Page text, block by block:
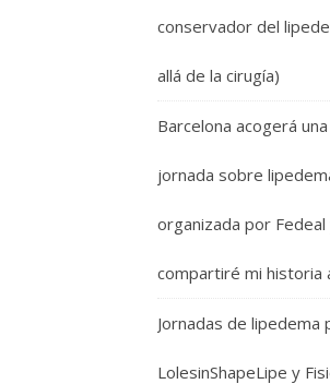
conservador del
allá de la cirugía)
Barcelona acogerá
jornada sobre
organizada por
compartiré mi historia
Jornadas de lipedema
LolesinShapeLipe y